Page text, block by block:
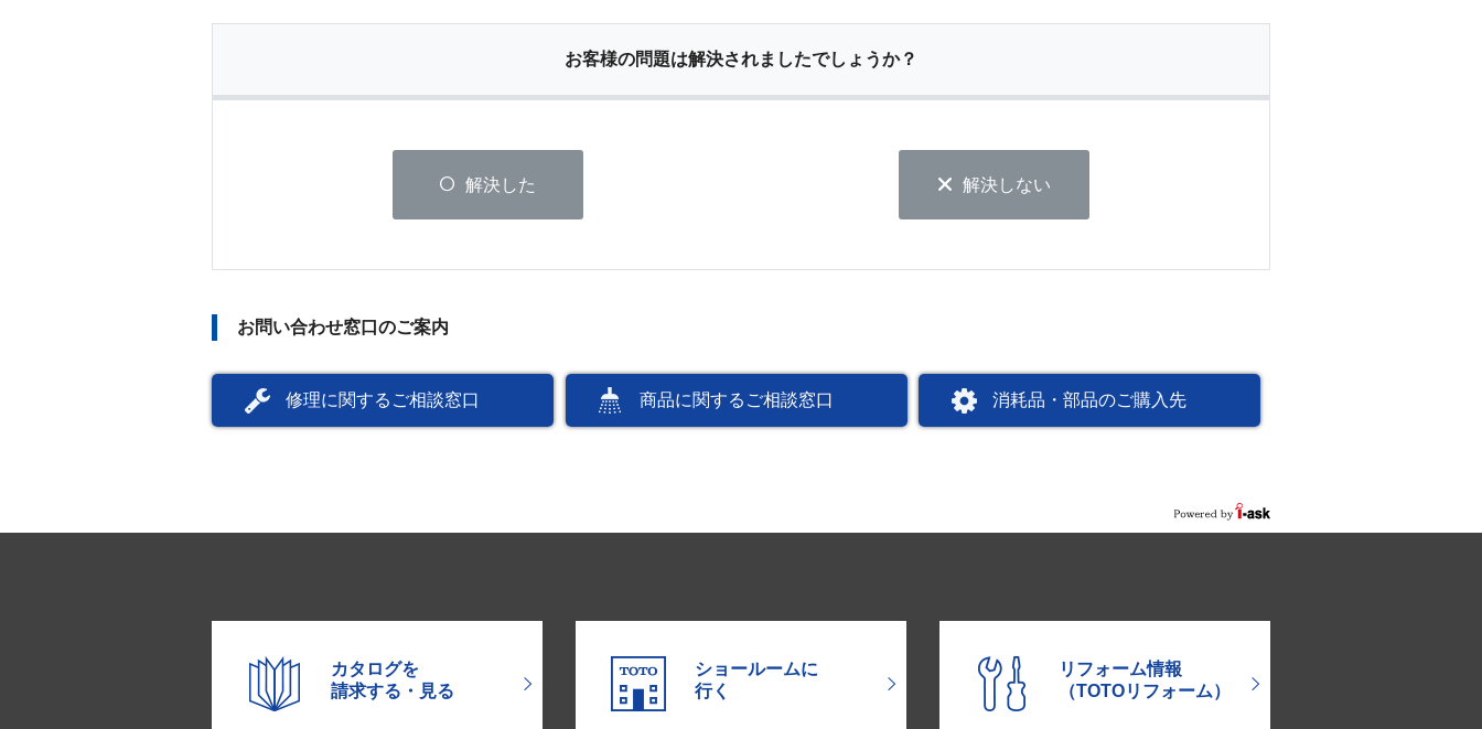
お客様の問題は解決されましたでしょうか？
解決した 解決しない
お問い合わせ窓口のご案内
修理に関するご相談窓口 商品に関するご相談窓口 消耗品・部品のご購入先
カタログを
請求する・見る
ショールームに
行く
リフォーム情報
（TOTOリフォーム）